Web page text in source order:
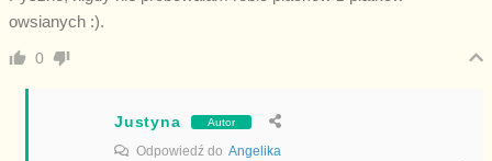
owsianych :).
0
Justyna Autor
Odpowiedź doAngelika